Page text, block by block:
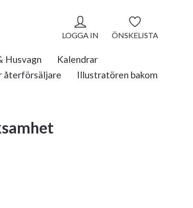
LOGGA IN ÖNSKELISTA
Husvagn
Kalendrar
återförsäljare Illustratören bakom